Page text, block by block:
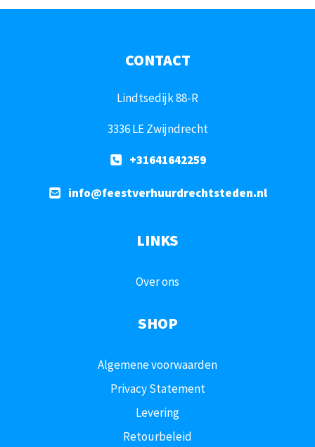
CONTACT
Lindtsedijk 88-R
3336 LE Zwijndrecht
+31641642259
info@feestverhuurdrechtsteden.nl
LINKS
Over ons
SHOP
Algemene voorwaarden
Privacy Statement
Levering
Retourbeleid